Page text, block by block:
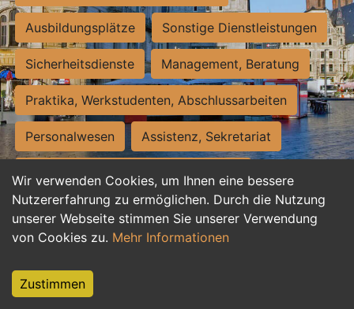
Wir verwenden Cookies, um Ihnen eine bessere
Nutzererfahrung zu ermöglichen. Durch die Nutzung
unserer Webseite stimmen Sie unserer Verwendung
von Cookies zu. Mehr Informationen
Zustimmen
Ausbildungsplätze Sonstige Dienstleistungen
Sicherheitsdienste Management, Beratung
Praktika, Werkstudenten, Abschlussarbeiten
Personalwesen Assistenz, Sekretariat
Hilfskräfte, Aushilfs- und Nebenjobs
Einkauf, Logistik, Materialwirtschaft
Weiterbildung, Studium, duale Ausbildung
Tourismus